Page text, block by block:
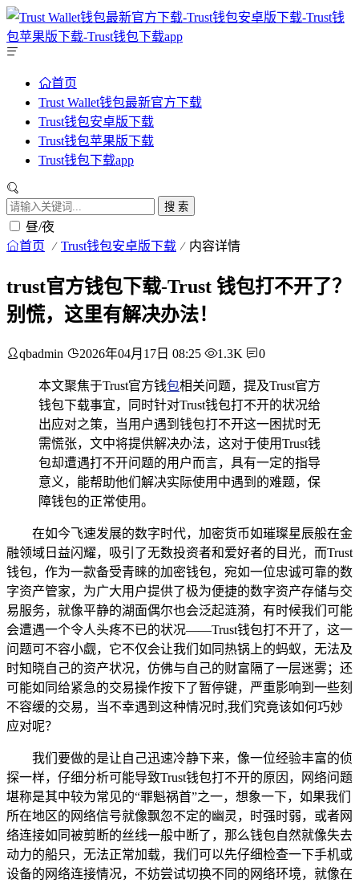
首页
Trust Wallet钱包最新官方下载
Trust钱包安卓版下载
Trust钱包苹果版下载
Trust钱包下载app
搜 索
昼/夜
首页 Trust钱包安卓版下载 内容详情
trust官方钱包下载-Trust 钱包打不开了？
别慌，这里有解决办法！
qbadmin 2026年04月17日 08:25 1.3K 0
本文聚焦于Trust官方钱包相关问题，提及Trust官方
钱包下载事宜，同时针对Trust钱包打不开的状况给
出应对之策，当用户遇到钱包打不开这一困扰时无
需慌张，文中将提供解决办法，这对于使用Trust钱
包却遭遇打不开问题的用户而言，具有一定的指导
意义，能帮助他们解决实际使用中遇到的难题，保
障钱包的正常使用。
在如今飞速发展的数字时代，加密货币如璀璨星辰般在金
融领域日益闪耀，吸引了无数投资者和爱好者的目光，而Trust
钱包，作为一款备受青睐的加密钱包，宛如一位忠诚可靠的数
字资产管家，为广大用户提供了极为便捷的数字资产存储与交
易服务，就像平静的湖面偶尔也会泛起涟漪，有时候我们可能
会遭遇一个令人头疼不已的状况——Trust钱包打不开了，这一
问题可不容小觑，它不仅会让我们如同热锅上的蚂蚁，无法及
时知晓自己的资产状况，仿佛与自己的财富隔了一层迷雾；还
可能如同给紧急的交易操作按下了暂停键，严重影响到一些刻
不容缓的交易，当不幸遇到这种情况时,我们究竟该如何巧妙
应对呢？
我们要做的是让自己迅速冷静下来，像一位经验丰富的侦
探一样，仔细分析可能导致Trust钱包打不开的原因，网络问题
堪称是其中较为常见的“罪魁祸首”之一，想象一下，如果我们
所在地区的网络信号就像飘忽不定的幽灵，时强时弱，或者网
络连接如同被剪断的丝线一般中断了，那么钱包自然就像失去
动力的船只，无法正常加载，我们可以先仔细检查一下手机或
设备的网络连接情况，不妨尝试切换不同的网络环境，就像在